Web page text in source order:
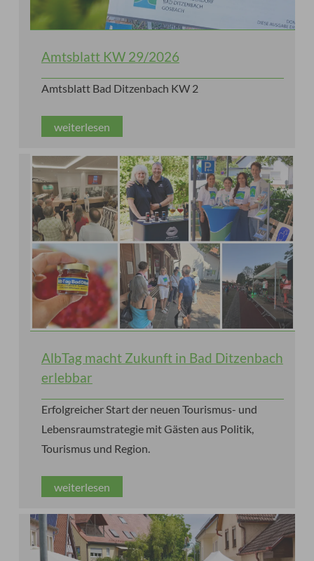
Amtsblatt KW 29/2026
Amtsblatt Bad Ditzenbach KW 2
weiterlesen
AlbTag macht Zukunft in Bad Ditzenbach
erlebbar
Erfolgreicher Start der neuen Tourismus- und
Tourismus und Region.
weiterlesen